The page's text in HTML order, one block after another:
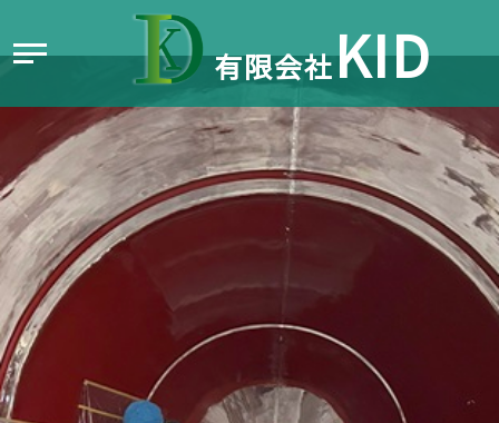
01.㈲KIDで働く魅力
02.企業情報
企業サイトへ
.スタッフインタビュー
.採用情報
有限会社KID